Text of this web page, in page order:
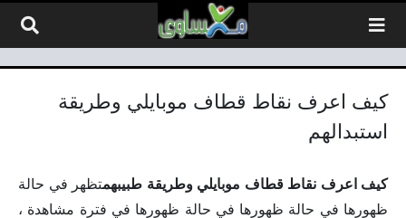
كيف اعرف نقاط قطاف موبايلي وطريقة
استبدالهم
كيف اعرف نقاط قطاف موبايلي وطريقة طبيبهمتظهر في حالة
ظهورها في حالة ظهورها في حالة ظهورها في فترة مشاهدة ،